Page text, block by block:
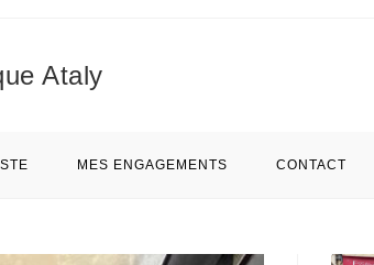
Ataly
MES ENGAGEMENTS CONTACT